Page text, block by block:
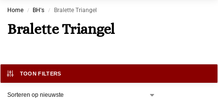
Home / BH's / Bralette Triangel
Bralette Triangel
TOON FILTERS